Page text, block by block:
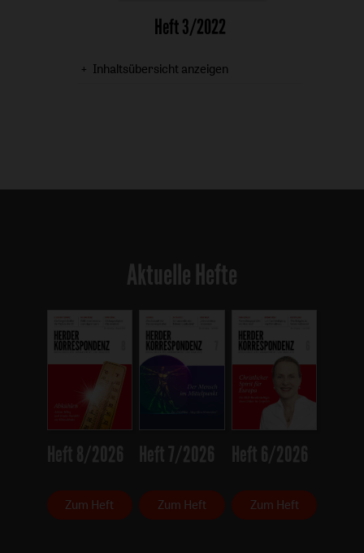
Heft 3/2022
Inhaltsübersicht anzeigen
Aktuelle Hefte
Heft 8/2026
Zum Heft
Heft 7/2026
Zum Heft
Heft 6/2026
Zum Heft